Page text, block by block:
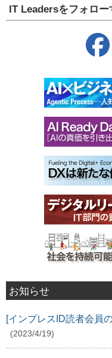
IT Leadersをフォロー
お知らせ
[インプレスID読者会員
(2023/4/19)